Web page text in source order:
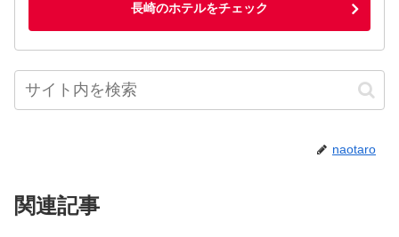
長崎のホテルをチェック
naotaro
関連記事